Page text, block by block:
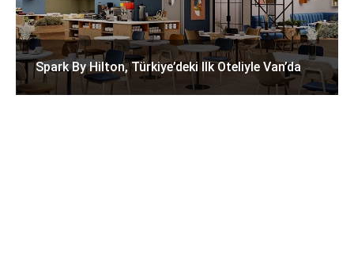
Spark By Hilton, Türkiye’deki Ilk Oteliyle Van’da